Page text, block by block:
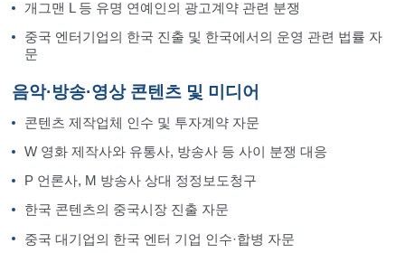
개그맨 L 등 유명 연예인의 광고계약 관련 분쟁
중국 엔터기업의 한국 진출 및 한국에서의 운영 관련 법률 자
문
음악·방송·영상 콘텐츠 및 미디어
콘텐츠 제작업체 인수 및 투자계약 자문
W 영화 제작사와 유통사, 방송사 등 사이 분쟁 대응
P 언론사, M 방송사 상대 정정보도청구
한국 콘텐츠의 중국시장 진출 자문
중국 대기업의 한국 엔터 기업 인수·합병 자문